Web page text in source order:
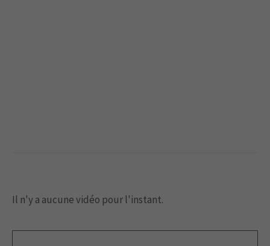
Il n'y a aucune vidéo pour l'instant.